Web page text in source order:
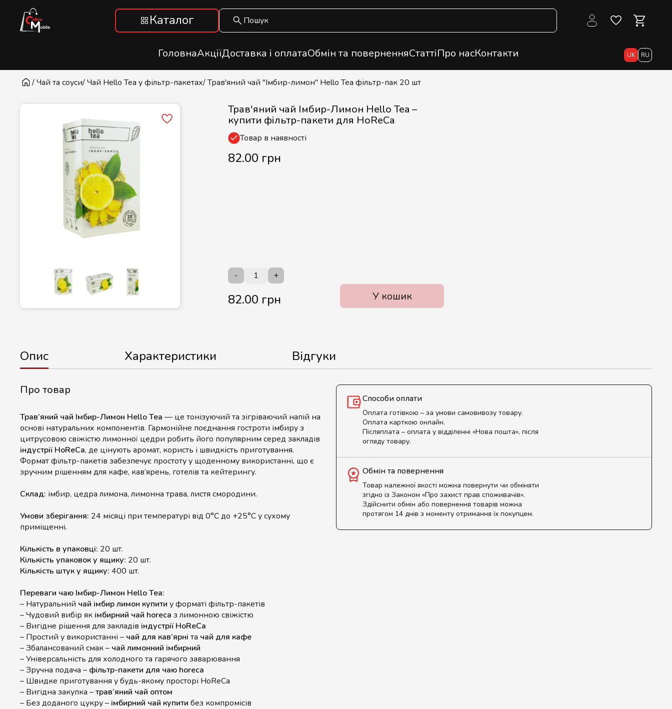
Каталог
ГоловнаАкціїДоставка і оплатаОбмін та поверненняСтаттіПро насКонтакти UK RU
/ Чай та соуси/ Чай Hello Tea у фільтр-пакетах/ Трав'яний чай "Імбир-лимон" Hello Tea фільтр-пак 20 шт
Трав'яний чай Імбир-Лимон Hello Tea –
купити фільтр-пакети для HoReCa
Товар в наявності
82.00 грн
- +
82.00 грн У кошик
Опис Характеристики Відгуки
Про товар
Трав’яний чай Імбир-Лимон Hello Tea — це тонізуючий та зігріваючий напій на
основі натуральних компонентів. Гармонійне поєднання гостроти імбиру з
цитрусовою свіжістю лимонної цедри робить його популярним серед закладів
індустрії HoReCa, де цінують аромат, користь і швидкість приготування.
Формат фільтр-пакетів забезпечує простоту у щоденному використанні, що є
зручним рішенням для кафе, кав’ярень, готелів та кейтерингу.
Склад: імбир, цедра лимона, лимонна трава, листя смородини.
Умови зберігання: 24 місяці при температурі від 0°C до +25°C у сухому
приміщенні.
Кількість в упаковці: 20 шт.
Кількість упаковок у ящику: 20 шт.
Кількість штук у ящику: 400 шт.
Переваги чаю Імбир-Лимон Hello Tea:
– Натуральний чай імбир лимон купити у форматі фільтр-пакетів
– Чудовий вибір як імбирний чай horeca з лимонною свіжістю
– Вигідне рішення для закладів індустрії HoReCa
– Простий у використанні – чай для кав’ярні та чай для кафе
– Збалансований смак – чай лимонний імбирний
– Універсальність для холодного та гарячого заварювання
– Зручна подача – фільтр-пакети для чаю horeca
– Швидке приготування у будь-якому просторі HoReCa
– Вигідна закупка –трав’яний чай оптом
– Без доданого цукру – імбирний чай купити без компромісів
Способи оплати
Оплата готівкою – за умови самовивозу товару.
Оплата карткою онлайн.
Післяплата – оплата у відділенні «Нова пошта», після
огляду товару.
Обмін та повернення
Товар належної якості можна повернути чи обміняти
згідно із Законом «Про захист прав споживачів».
Здійснити обмін або повернення товарів можна
протягом 14 днів з моменту отримання їх покупцем.